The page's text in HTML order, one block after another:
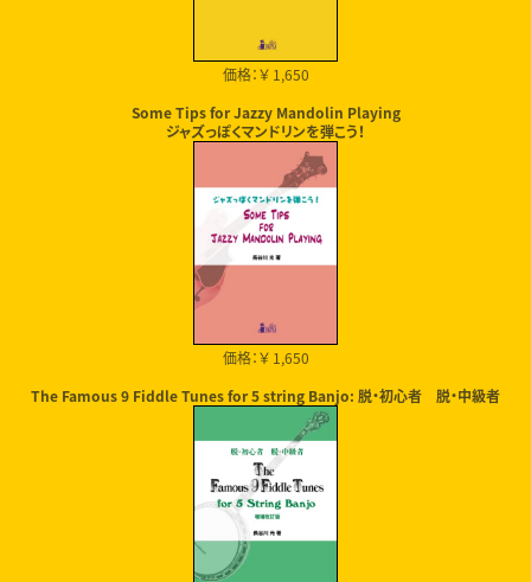
価格：￥ 1,650
Some Tips for Jazzy Mandolin Playing
ジャズっぽくマンドリンを弾こう！
価格：￥ 1,650
The Famous 9 Fiddle Tunes for 5 string Banjo: 脱・初心者 脱・中級者